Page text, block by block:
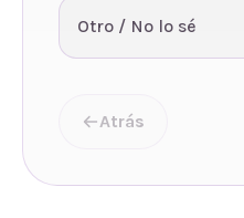
Otro / No lo sé
Atrás